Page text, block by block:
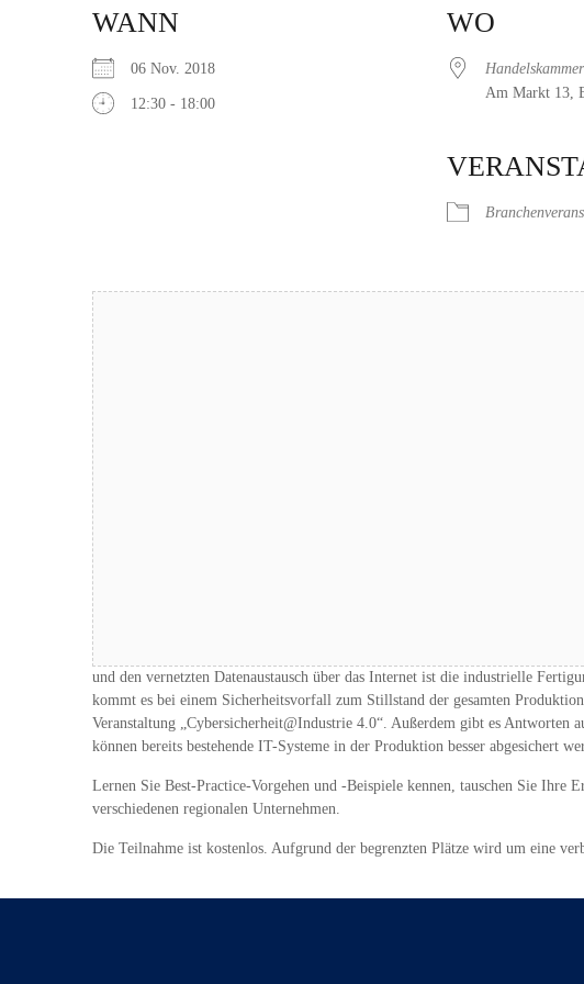
WANN
06 Nov. 2018
12:30 - 18:00
WO
Am Markt 13,
Schon 2019 soll das neue IT-Sicherheitsgesetz 2.0 verabschiedet werden. Es
und den vernetzten Datenaustausch über das Internet ist die industrielle
kommt es bei einem Sicherheitsvorfall zum Stillstand der gesamten
Veranstaltung „Cybersicherheit@Industrie 4.0“. Außerdem gibt es Antworten
können bereits bestehende IT-Systeme in der Produktion besser abgesichert
Lernen Sie Best-Practice-Vorgehen und -Beispiele kennen, tauschen Sie Ihre
verschiedenen regionalen Unternehmen.
Die Teilnahme ist kostenlos. Aufgrund der begrenzten Plätze wird um eine